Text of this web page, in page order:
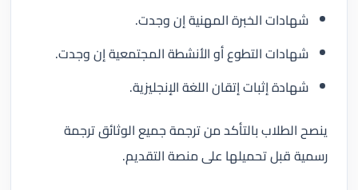
شهادات الخبرة المهنية إن وجدت.
شهادات التطوع أو الأنشطة المجتمعية إن وجدت.
شهادة إثبات إتقان اللغة الإنجليزية.
ينصح الطلاب بالتأكد من ترجمة جميع الوثائق ترجمة
رسمية قبل تحميلها على منصة التقديم.